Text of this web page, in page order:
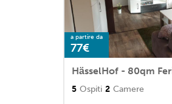
a partire da
77€
5 Ospiti 2 Camere